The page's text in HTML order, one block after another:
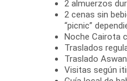
2 almuerzos
2 cenas sin
“picnic”
Noche Cairota
Traslados
Traslado
Visitas según